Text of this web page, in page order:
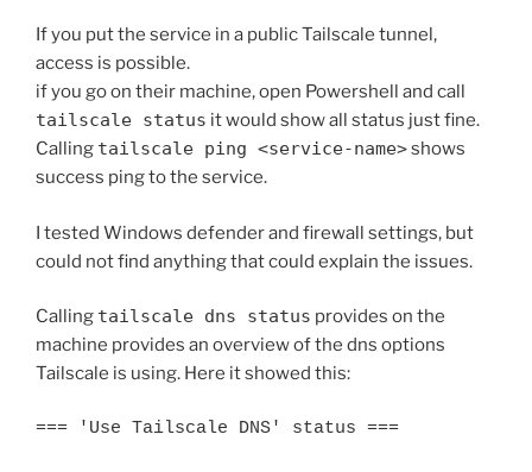
If you put the service in a public Tailscale tunnel,
access is possible.
if you go on their machine, open Powershell and call
tailscale status it would show all status just fine.
Calling tailscale ping <service-name>shows
success ping to the service.
I tested Windows defender and firewall settings, but
could not find anything that could explain the issues.
Calling tailscale dns status provides on the
machine provides an overview of the dns options
Tailscale is using. Here it showed this:
=== 'Use Tailscale DNS' status ===